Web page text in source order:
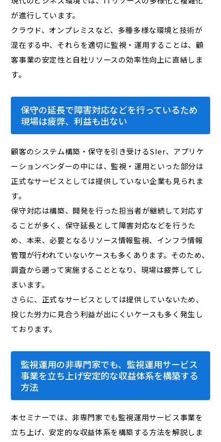
が進行しています。
クラウド、オンプレミスなど、多種多様な環境と技術が
混在する中、それらを適切に監視・運用することは、顧
客事業の安定性と自社リソースの効率性向上に直結しま
す。
保守の延長で障害対応などを行っているため
現場は疲弊、利益も出ない
顧客のシステム構築・保守を引き受けるSIer、アプリケ
ーションベンダーの中には、監視・運用といった部分は
正式なサービスとしては提供していない企業も見られま
す。
保守対応は構築、開発を行った担当者が継続して対応す
ることが多く、保守延長として障害対応などを行うた
め、本来、必要となるリソース情報監視、インフラ情報
管理が行われていないケースも多くあります。そのため、
調査から遡って実施することとなり、現場は疲弊してし
まいます。
さらに、正式なサービスとしては提供していないため、
投じた労力に見合う利益が出にくいケースも多く発生し
ております。
監視運用の非専門家でも、監視運用サービス
事業を立ち上げ安定的な収益体系を構築する
方法
本セミナーでは、非専門家でも監視運用サービス事業を
立ち上げ、安定的な収益体系を構築する方法を解説しま